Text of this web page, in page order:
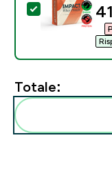
Seleziona
Totale: